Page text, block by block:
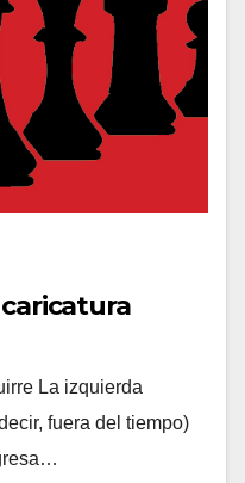
caricatura
La izquierda
fuera del tiempo)